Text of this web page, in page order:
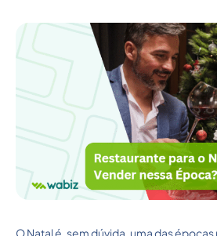
O Natal é, sem dúvida, uma das